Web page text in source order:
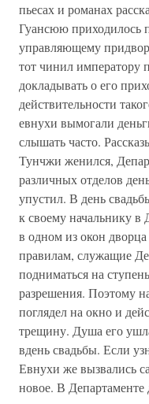
пьесах и романах
Гуансюю приходилось
управляющему
тот чинил императору
докладывать о его
действительности
евнухи вымогали
слышать часто.
Тунчжи женился,
различных отделов
упустил. В день
к своему начальнику в
в одном из окон
правилам, служащие
подниматься на
разрешения. Поэтому
поглядел на окно и
трещину. Душа его
вдень свадьбы. Если
Евнухи же вызвались
новое. В Департаменте